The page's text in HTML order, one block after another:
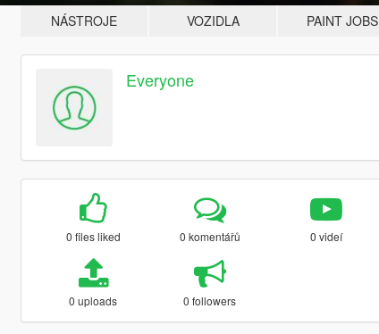
NÁSTROJE VOZIDLA PAINT JOBS
Everyone
0 files liked 0 komentářů 0 videí
0 uploads 0 followers